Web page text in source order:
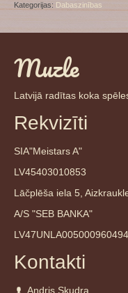
Kategorijas: Dabaszinības
Muzle
Latvijā radītas koka
Rekvizīti
SIA"Meistars A"
LV45403010853
Lāčplēša iela 5,
A/S "SEB BANKA"
Kontakti
Andris Skudra